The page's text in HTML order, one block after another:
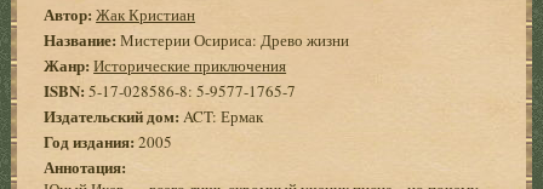
Автор: Жак Кристиан
Название: Мистерии Осириса: Древо жизни
Жанр: Исторические приключения
ISBN: 5-17-028586-8: 5-9577-1765-7
Издательский дом:ACT: Ермак
Год издания:2005
Аннотация: